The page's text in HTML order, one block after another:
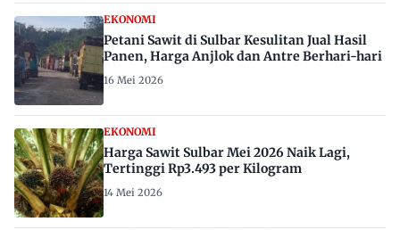
EKONOMI
Petani Sawit di Sulbar Kesulitan Jual Hasil
Panen, Harga Anjlok dan Antre Berhari-hari
16 Mei 2026
EKONOMI
Harga Sawit Sulbar Mei 2026 Naik Lagi,
Tertinggi Rp3.493 per Kilogram
14 Mei 2026